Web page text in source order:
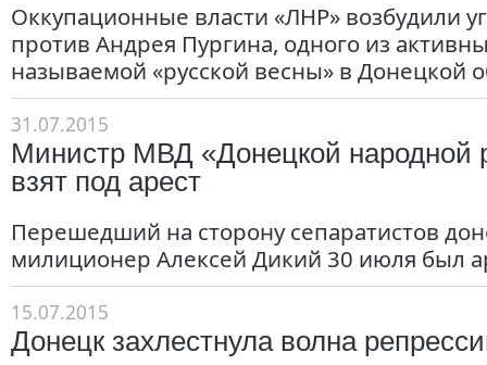
Оккупационные власти «ЛНР» возбудили
против Андрея Пургина, одного из
называемой «русской весны» в Донецкой
31.07.2015
Министр МВД «Донецкой народной
взят под арест
Перешедший на сторону сепаратистов
милиционер Алексей Дикий 30 июля был
15.07.2015
Донецк захлестнула волна